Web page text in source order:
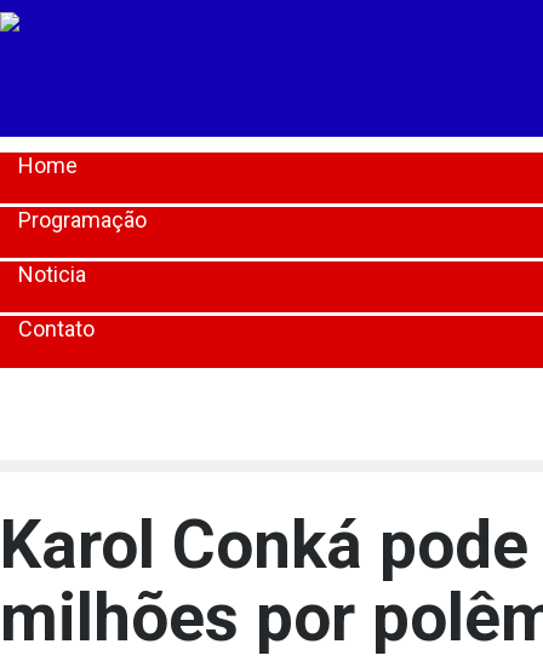
Home
Programação
Noticia
Contato
Karol Conká
milhões por